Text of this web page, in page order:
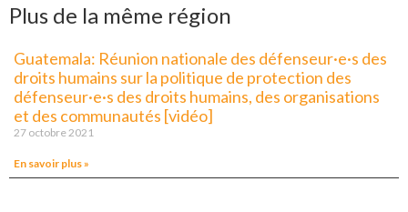
Plus de la même région
Guatemala: Réunion nationale des défenseur·e·s des
droits humains sur la politique de protection des
défenseur·e·s des droits humains, des organisations
et des communautés [vidéo]
27 octobre 2021
En savoir plus »